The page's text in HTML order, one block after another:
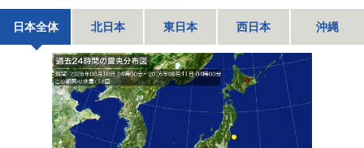
日本全体 北日本 東日本 西日本 沖縄